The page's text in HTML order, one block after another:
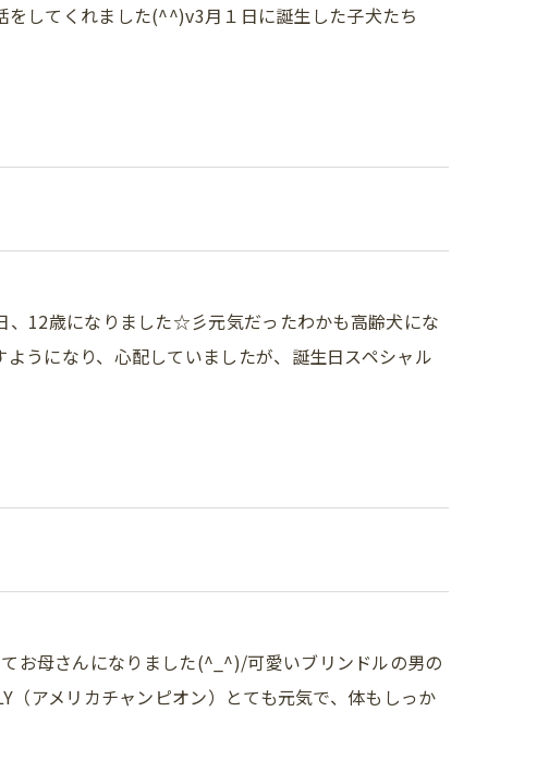
してくれました(^^)v3月１日に誕生した子犬たち
12歳になりました☆彡元気だったわかも高齢犬にな
うになり、心配していましたが、誕生日スペシャル
お母さんになりました(^_^)/可愛いブリンドルの男の
アメリカチャンピオン）とても元気で、体もしっか